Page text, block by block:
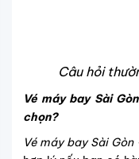
phí. Tuy nhiên, bạn
bao gồm hành lý
không bị ràng buộc
Đặt vé máy bay trực
toàn?